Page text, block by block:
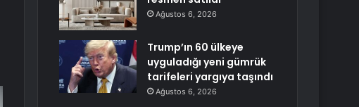
Ağustos 6, 2026
Trump’ın 60 ülkeye
uyguladığı yeni gümrük
tarifeleri yargıya taşındı
Ağustos 6, 2026